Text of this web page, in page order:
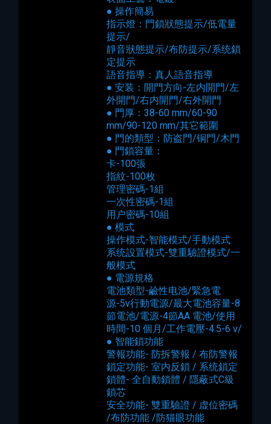
● 操作簡易
指示燈：門鎖狀態提示/低電量
提示/
靜音狀態提示/布防提示/系统鎖
定提示
語音指導：真人語音指導
● 安装：開門方向-左内開門/左
外開門/右内開門/右外開門
● 門厚：38-60 mm/60-90
mm/90-120 mm/其它範圍
● 門的類型：防盗門/铜門/木門
● 門鎖容量：
卡-100張
指紋-100枚
管理密碼-1組
一次性密碼-1組
用户密碼-10組
● 模式
操作模式-智能模式/手動模式
系统設置模式-雙重驗證模式/一
般模式
● 電源規格
電池類型-鹼性电池/緊急電
源-5v行動電源/最大電池容量-8
節電池/電源-4節AA 電池/使用
時間-10 個月/工作電壓-4.5-6 v/
● 智能鎖功能
警報功能- 防拆警報 / 布防警報
鎖定功能- 室内反鎖 / 系统鎖定
鎖體- 全自動鎖體 / 隱蔽式C級
鎖芯
安全功能- 雙重驗證 / 虚位密碼
/布防功能 /防猫眼功能